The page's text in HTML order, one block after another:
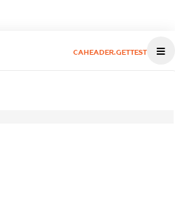
CAHEADER.GETTEST